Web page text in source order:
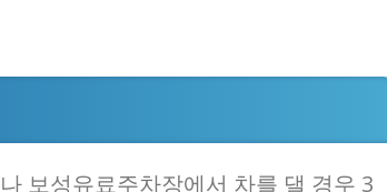
보성유료주차장에서 차를 댈 경우 3